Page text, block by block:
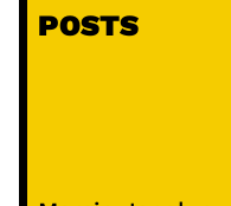
POSTS